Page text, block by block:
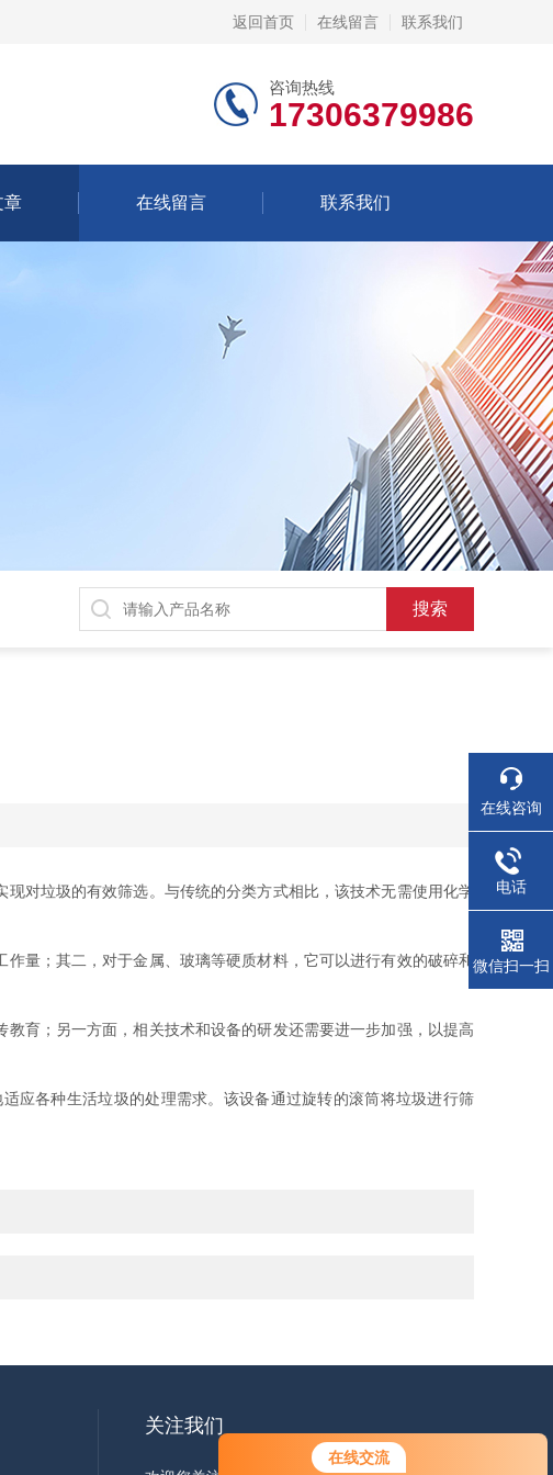
在线交流
返回首页 在线留言 联系我们
咨询热线
17306379986
章 在线留言 联系我们
垃圾的有效筛选。与传统的分类方式相比，该技术无需使用化学
量；其二，对于金属、玻璃等硬质材料，它可以进行有效的破碎和
育；另一方面，相关技术和设备的研发还需要进一步加强，以提高
各种生活垃圾的处理需求。该设备通过旋转的滚筒将垃圾进行筛
关注我们
在线咨询
电话
微信扫一扫